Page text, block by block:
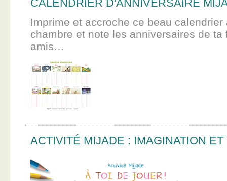
CALENDRIER D'ANNIVERSAIRE
Imprime et accroche ce beau calendrier
chambre et note les anniversaires de ta
amis…
ACTIVITÉ MIJADE : IMAGINATION